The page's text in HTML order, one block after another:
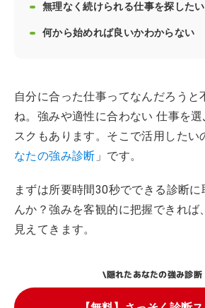
無理なく続けられる仕事を探したい
何から始めれば良いかわからない
自分に合った仕事ってなんだろうと
ね。強みや適性に合わない 仕事を
スクもあります。そこで活用したい
なたの強み診断 」です。
まずは所要時間30秒でできる診断
んか？強みを客観的に把握できれば
見えてきます。
\隠れたあなたの強み診断